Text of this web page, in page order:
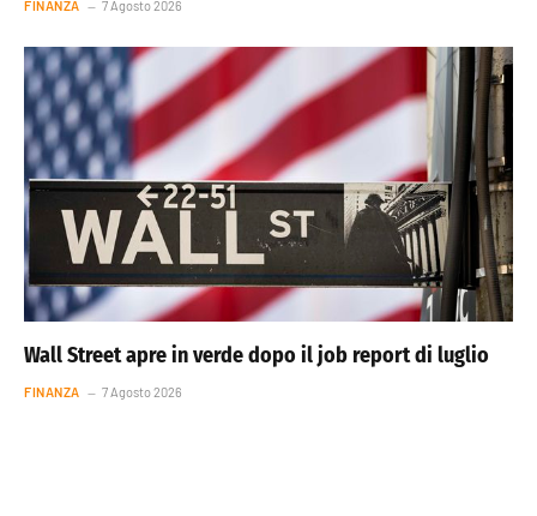
FINANZA 7 Agosto 2026
Wall Street apre in verde dopo il job report di luglio
FINANZA 7 Agosto 2026